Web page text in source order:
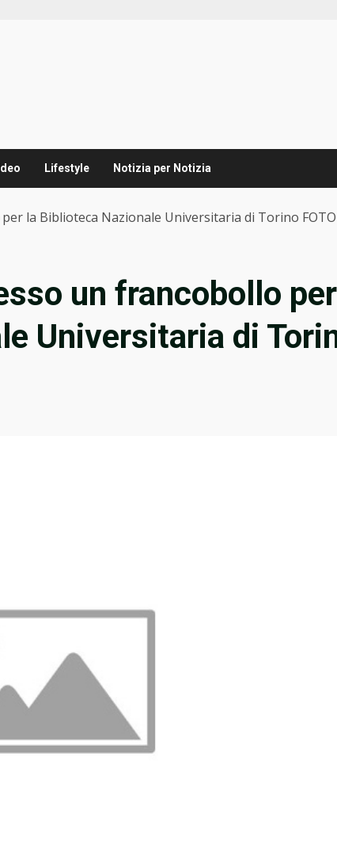
Lifestyle Notizia per Notizia
la Biblioteca Nazionale Universitaria di Torino FOTO
un francobollo
Universitaria di